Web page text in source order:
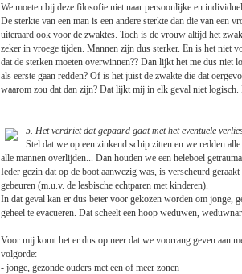
We moeten bij deze filosofie niet naar persoonlijke en
De sterkte van een man is een andere sterkte dan die van een
uiteraard ook voor de zwaktes. Toch is de vrouw altijd het
zeker in vroege tijden. Mannen zijn dus sterker. En is het niet
dat de sterken moeten overwinnen?? Dan lijkt het me dus niet
als eerste gaan redden? Of is het juist de zwakte die dat
waarom zou dat dan zijn? Dat lijkt mij in elk geval niet
5. Het verdriet dat gepaard gaat met het eventuele
Stel dat we op een zinkend schip zitten en we redden
alle mannen overlijden... Dan houden we een heleboel
Ieder gezin dat op de boot aanwezig was, is verscheurd
gebeuren (m.u.v. de lesbische echtparen met kinderen).
In dat geval kan er dus beter voor gekozen worden om jonge,
geheel te evacueren. Dat scheelt een hoop weduwen,
Voor mij komt het er dus op neer dat we voorrang geven aan
volgorde:
- jonge, gezonde ouders met een of meer zonen